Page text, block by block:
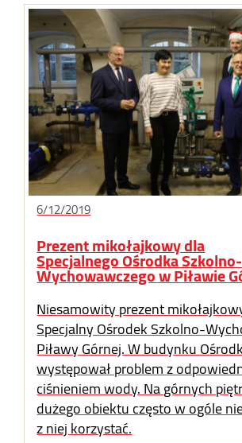
6/12/2019
Prezent mikołajkowy dla
Specjalnego Ośrodka Szkolno-
Wychowawczego w Piławie
Niesamowity prezent
Specjalny Ośrodek Szkolno-
Piławy Górnej. W budynku
występował problem z
ciśnieniem wody. Na górnych
dużego obiektu często w ogóle
z niej korzystać.